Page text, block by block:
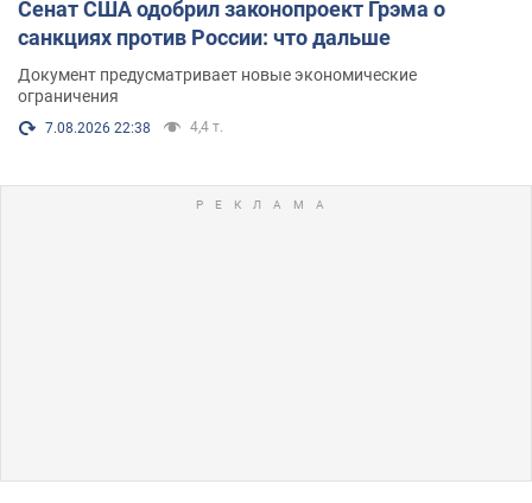
Сенат США одобрил законопроект Грэма о
санкциях против России: что дальше
Документ предусматривает новые экономические
ограничения
7.08.2026 22:38 4,4 т.